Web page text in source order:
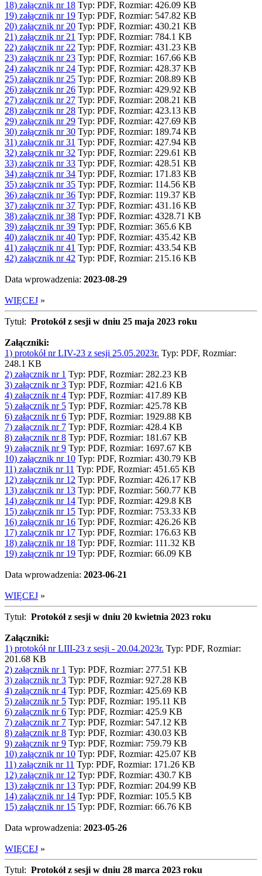
18) załącznik nr 18 Typ: PDF, Rozmiar: 426.09 KB
19) załącznik nr 19 Typ: PDF, Rozmiar: 547.82 KB
20) załącznik nr 20 Typ: PDF, Rozmiar: 430.21 KB
21) załącznik nr 21 Typ: PDF, Rozmiar: 784.1 KB
22) załącznik nr 22 Typ: PDF, Rozmiar: 431.23 KB
23) załącznik nr 23 Typ: PDF, Rozmiar: 167.66 KB
24) załącznik nr 24 Typ: PDF, Rozmiar: 428.37 KB
25) załącznik nr 25 Typ: PDF, Rozmiar: 208.89 KB
26) załącznik nr 26 Typ: PDF, Rozmiar: 429.92 KB
27) załącznik nr 27 Typ: PDF, Rozmiar: 208.21 KB
28) załącznik nr 28 Typ: PDF, Rozmiar: 423.13 KB
29) załącznik nr 29 Typ: PDF, Rozmiar: 427.69 KB
30) załącznik nr 30 Typ: PDF, Rozmiar: 189.74 KB
31) załącznik nr 31 Typ: PDF, Rozmiar: 427.94 KB
32) załącznik nr 32 Typ: PDF, Rozmiar: 229.61 KB
33) załącznik nr 33 Typ: PDF, Rozmiar: 428.51 KB
34) załącznik nr 34 Typ: PDF, Rozmiar: 171.83 KB
35) załącznik nr 35 Typ: PDF, Rozmiar: 114.56 KB
36) załącznik nr 36 Typ: PDF, Rozmiar: 119.37 KB
37) załącznik nr 37 Typ: PDF, Rozmiar: 431.16 KB
38) załącznik nr 38 Typ: PDF, Rozmiar: 4328.71 KB
39) załącznik nr 39 Typ: PDF, Rozmiar: 365.6 KB
40) załącznik nr 40 Typ: PDF, Rozmiar: 435.42 KB
41) załącznik nr 41 Typ: PDF, Rozmiar: 433.54 KB
42) załącznik nr 42 Typ: PDF, Rozmiar: 215.16 KB
Data wprowadzenia: 2023-08-29
WIĘCEJ »
Tytuł: Protokół z sesji w dniu 25 maja 2023 roku
Załączniki:
1) protokół nr LIV-23 z sesji 25.05.2023r. Typ: PDF, Rozmiar:
248.1 KB
2) załącznik nr 1 Typ: PDF, Rozmiar: 282.23 KB
3) załącznik nr 3 Typ: PDF, Rozmiar: 421.6 KB
4) załącznik nr 4 Typ: PDF, Rozmiar: 417.89 KB
5) załącznik nr 5 Typ: PDF, Rozmiar: 425.78 KB
6) załącznik nr 6 Typ: PDF, Rozmiar: 1929.88 KB
7) załącznik nr 7 Typ: PDF, Rozmiar: 428.4 KB
8) załącznik nr 8 Typ: PDF, Rozmiar: 181.67 KB
9) załącznik nr 9 Typ: PDF, Rozmiar: 1697.67 KB
10) załącznik nr 10 Typ: PDF, Rozmiar: 430.79 KB
11) załącznik nr 11 Typ: PDF, Rozmiar: 451.65 KB
12) załącznik nr 12 Typ: PDF, Rozmiar: 426.17 KB
13) załącznik nr 13 Typ: PDF, Rozmiar: 560.77 KB
14) załącznik nr 14 Typ: PDF, Rozmiar: 429.8 KB
15) załącznik nr 15 Typ: PDF, Rozmiar: 753.33 KB
16) załącznik nr 16 Typ: PDF, Rozmiar: 426.26 KB
17) zalącznik nr 17 Typ: PDF, Rozmiar: 176.63 KB
18) załącznik nr 18 Typ: PDF, Rozmiar: 111.32 KB
19) załącznik nr 19 Typ: PDF, Rozmiar: 66.09 KB
Data wprowadzenia: 2023-06-21
WIĘCEJ »
Tytuł: Protokół z sesji w dniu 20 kwietnia 2023 roku
Załączniki:
1) protokół nr LIII-23 z sesji - 20.04.2023r. Typ: PDF, Rozmiar:
201.68 KB
2) załącznik nr 1 Typ: PDF, Rozmiar: 277.51 KB
3) załącznik nr 3 Typ: PDF, Rozmiar: 927.28 KB
4) załącznik nr 4 Typ: PDF, Rozmiar: 425.69 KB
5) załącznik nr 5 Typ: PDF, Rozmiar: 195.11 KB
6) załącznik nr 6 Typ: PDF, Rozmiar: 425.9 KB
7) załącznik nr 7 Typ: PDF, Rozmiar: 547.12 KB
8) załącznik nr 8 Typ: PDF, Rozmiar: 430.03 KB
9) załącznik nr 9 Typ: PDF, Rozmiar: 759.79 KB
10) załącznik nr 10 Typ: PDF, Rozmiar: 425.07 KB
11) załącznik nr 11 Typ: PDF, Rozmiar: 171.26 KB
12) załącznik nr 12 Typ: PDF, Rozmiar: 430.7 KB
13) załącznik nr 13 Typ: PDF, Rozmiar: 204.99 KB
14) załącznik nr 14 Typ: PDF, Rozmiar: 105.5 KB
15) załącznik nr 15 Typ: PDF, Rozmiar: 66.76 KB
Data wprowadzenia: 2023-05-26
WIĘCEJ »
Tytuł: Protokół z sesji w dniu 28 marca 2023 roku